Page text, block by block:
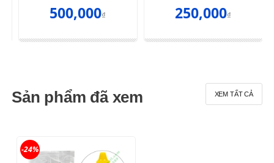
500,000₫ 250,000₫
Sản phẩm đã xem XEM TẤT CẢ
-24%